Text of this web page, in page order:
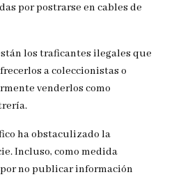
por postrarse en cables de
los traficantes ilegales que
a coleccionistas o
venderlos como
ha obstaculizado la
Incluso, como medida
no publicar información